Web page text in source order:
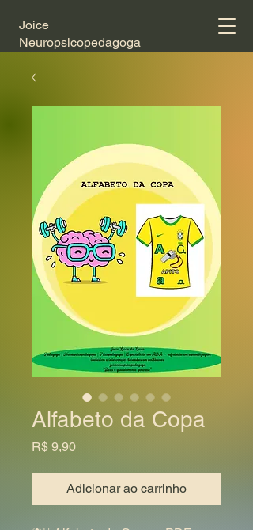
Joice
Neuropsicopedagoga
Alfabeto da Copa
R$ 9,90Preço
Adicionar ao carrinho